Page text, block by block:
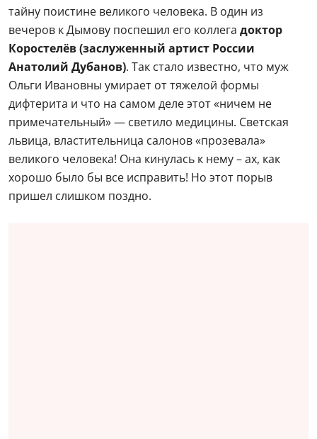
тайну поистине великого человека. В один из
вечеров к Дымову поспешил его коллега доктор
Коростелёв (заслуженный артист России
Анатолий Дубанов). Так стало известно, что муж
Ольги Ивановны умирает от тяжелой формы
дифтерита и что на самом деле этот «ничем не
примечательный» — светило медицины. Светская
львица, властительница салонов «прозевала»
великого человека! Она кинулась к нему – ах, как
хорошо было бы все исправить! Но этот порыв
пришел слишком поздно.